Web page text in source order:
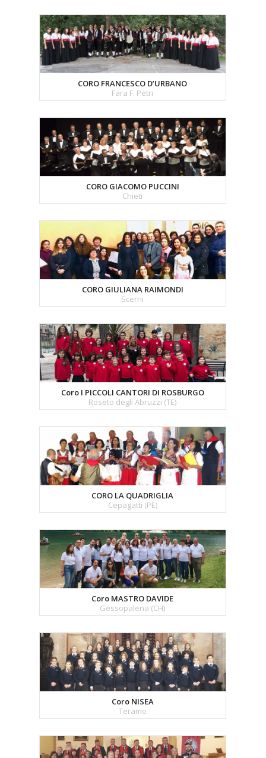
CORO FRANCESCO D’URBANO
Fara F. Petri
CORO GIACOMO PUCCINI
Chieti
CORO GIULIANA RAIMONDI
Scerni
Coro I PICCOLI CANTORI DI ROSBURGO
Roseto degli Abruzzi (TE)
CORO LA QUADRIGLIA
Cepagatti (PE)
Coro MASTRO DAVIDE
Gessopalena (CH)
Coro NISEA
Teramo